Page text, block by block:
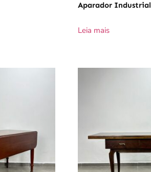
Aparador Industrial
Leia mais